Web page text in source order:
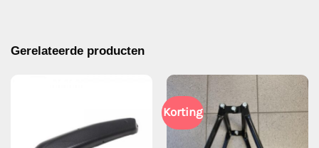
Gerelateerde producten
Korting